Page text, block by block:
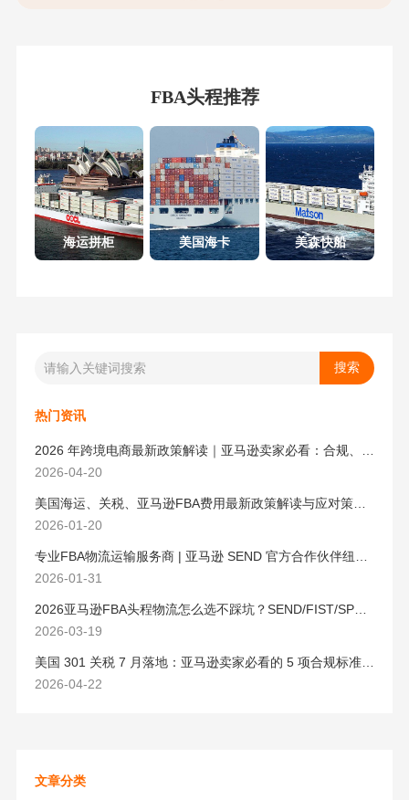
FBA头程推荐
海运拼柜 美国海卡 美森快船
热门资讯
2026 年跨境电商最新政策解读｜亚马逊卖家必看：合规、成本与物流新机遇
2026-04-20
美国海运、关税、亚马逊FBA费用最新政策解读与应对策略（2026版）
2026-01-20
专业FBA物流运输服务商 | 亚马逊 SEND 官方合作伙伴纽酷国际物流
2026-01-31
2026亚马逊FBA头程物流怎么选不踩坑？SEND/FIST/SPN官方认证物流商，只有这家敢承诺“准达率第一”
2026-03-19
美国 301 关税 7 月落地：亚马逊卖家必看的 5 项合规标准与稳交付方案
2026-04-22
文章分类